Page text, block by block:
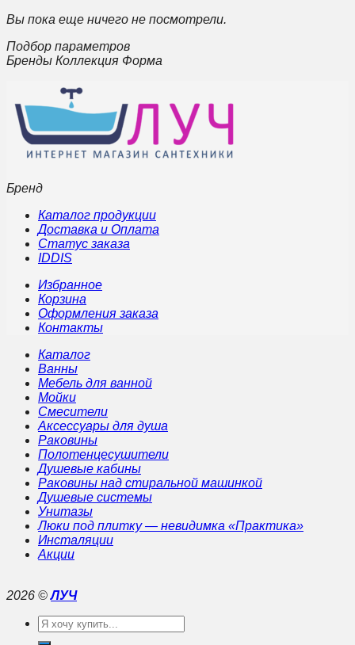
Вы пока еще ничего не посмотрели.
Подбор параметров
Бренды Коллекция Форма
Бренд
Каталог продукции
Доставка и Оплата
Статус заказа
IDDIS
Избранное
Корзина
Оформления заказа
Контакты
Каталог
Ванны
Мебель для ванной
Мойки
Смесители
Аксессуары для душа
Раковины
Полотенцесушители
Душевые кабины
Раковины над стиральной машинкой
Душевые системы
Унитазы
Люки под плитку — невидимка «Практика»
Инсталяции
Акции
2026 ©ЛУЧ
Искать: